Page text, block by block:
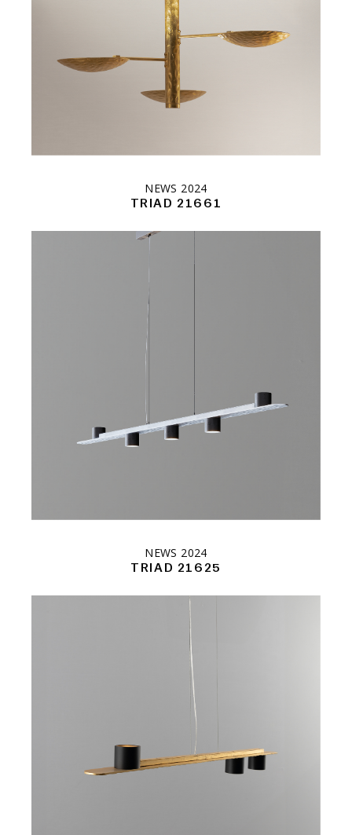
NEWS 2024
TRIAD 21661
NEWS 2024
TRIAD 21625